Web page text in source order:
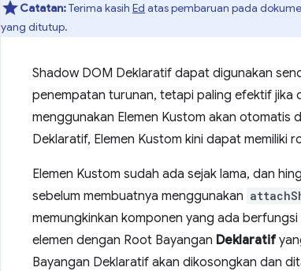
Catatan:Terima kasih Ed atas pembaruan pada
yang ditutup.
Shadow DOM Deklaratif dapat digunakan
penempatan turunan, tetapi paling efektif jika
menggunakan Elemen Kustom akan otomatis
Deklaratif, Elemen Kustom kini dapat memiliki
Elemen Kustom sudah ada sejak lama, dan
sebelum membuatnya menggunakan
memungkinkan komponen yang ada
elemen dengan Root Bayangan Deklaratif
Bayangan Deklaratif akan dikosongkan dan